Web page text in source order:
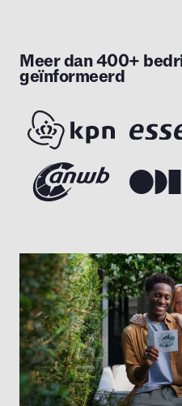
Meer dan 400+
geïnformeerd